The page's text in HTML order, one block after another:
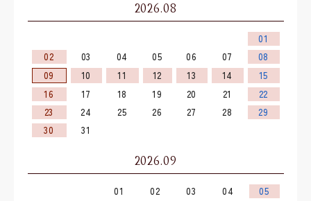
2026.08
01
02
03 04 05 06 07
08
09
10 11 12 13 14
15
16
17 18 19 20 21
22
23
24 25 26 27 28
29
30
31
2026.09
01 02 03 04
05